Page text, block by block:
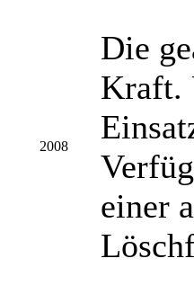
2008
Die
Kraft.
einer